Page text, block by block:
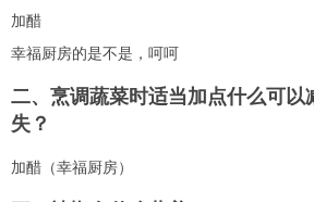
加醋
幸福厨房的是不是，呵呵
二、烹调蔬菜时适当加点什么可以
失？
加醋（幸福厨房）